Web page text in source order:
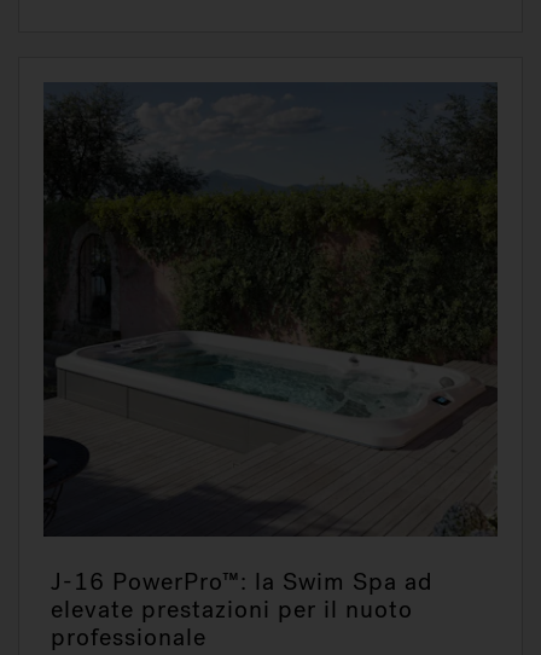
J-16 PowerPro™: la Swim Spa ad
elevate prestazioni per il nuoto
professionale